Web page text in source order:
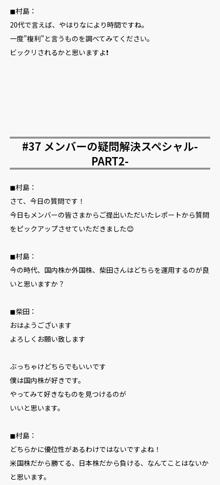
◼︎村島：
20代で言えば、やはりなにより時間ですね。
一度”複利”と言うものを調べてみてください。
ビックリされるかと思いますよ❗️
#37 メンバーの疑問解決スペシャル-
PART2-
◼︎村島：
さて、今日の質問です！
今日もメンバーの皆さまからご提出いただいたレポートから質問
をピックアップさせていただきました😊
◼︎村島：
今の時代、国内株か外国株、柴田さんはどちらを運用するのが良
いと思いますか？
◼︎柴田：
おはようございます
よろしくお願い致します
ぶっちゃけどちらでもいいです
僕は国内株が好きです。
やってみて好きなものを見つけるのが
いいと思います。
◼︎村島：
どちらかに優位性があるわけではないですよね！
米国株だから勝てる、日本株だから負ける、なんてことはないか
と思います。